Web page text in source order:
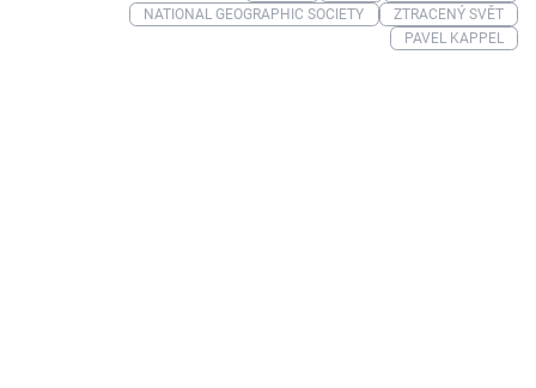
NATIONAL GEOGRAPHIC SOCIETY
ZTRACENÝ SVĚT
PAVEL KAPPEL